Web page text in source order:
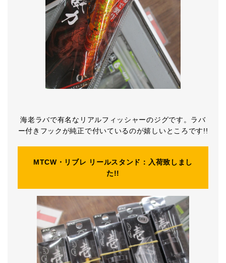
海老ラバで有名なリアルフィッシャーのジグです。ラバ
ー付きフックが純正で付いているのが嬉しいところです!!
MTCW・リブレ リールスタンド：入荷致しまし
た!!